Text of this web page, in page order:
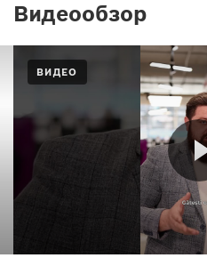
Видеообзор
ВИДЕО